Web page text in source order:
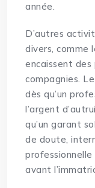
année.
D’autres
divers, comme
encaissent
compagnies.
dès qu’un
l’argent
qu’un garant
de doute,
avant